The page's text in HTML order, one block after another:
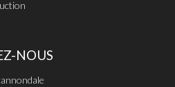
NOUS